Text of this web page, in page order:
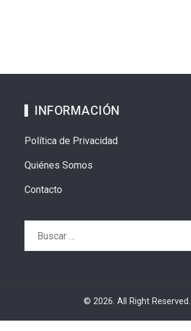
INFORMACIÓN
Política de Privacidad
Quiénes Somos
Contacto
© 2026. All Right Reserved.